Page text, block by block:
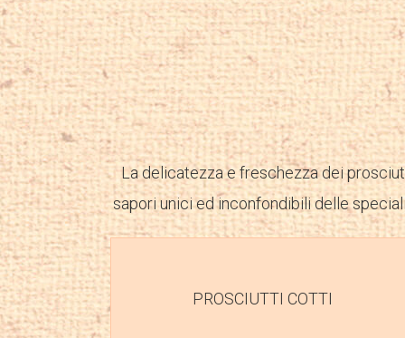
La delicatezza e freschezza dei
sapori unici ed inconfondibili delle
PROSCIUTTI COTTI